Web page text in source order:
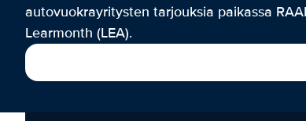
autovuokrayritysten tarjouksia paikassa
Learmonth (LEA).